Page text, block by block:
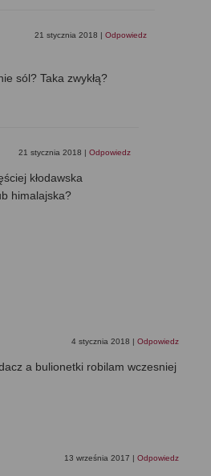
21 stycznia 2018 | Odpowiedz
sól? Taka zwykłą?
21 stycznia 2018 | Odpowiedz
kłodawska
himalajska?
4 stycznia 2018 | Odpowiedz
a bulionetki robilam wczesniej
13 września 2017 | Odpowiedz